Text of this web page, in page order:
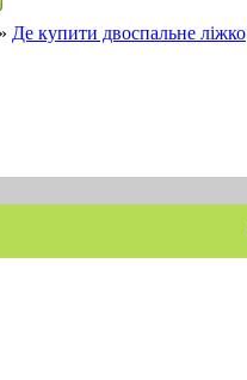
» Де купити двоспальне ліжко